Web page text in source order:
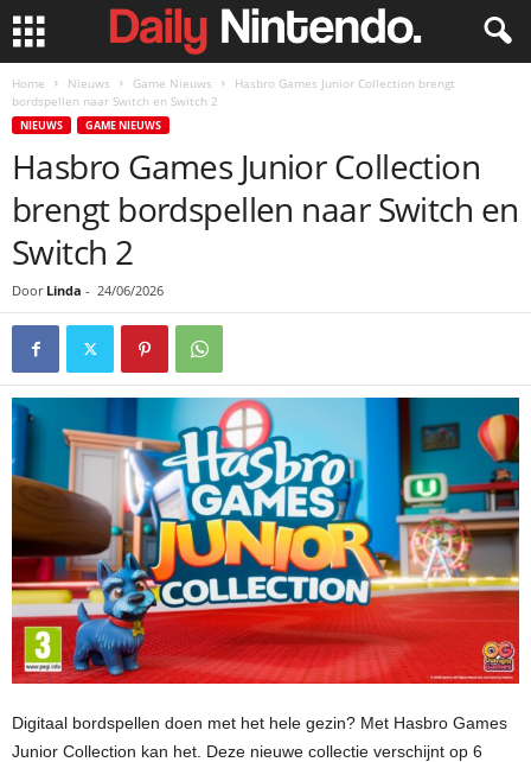
Home Nieuws Game Nieuws
Hasbro Games Junior Collection brengt
bordspellen naar Switch en Switch 2
NIEUWS GAME NIEUWS
Hasbro Games Junior Collection
brengt bordspellen naar Switch en
Switch 2
Door Linda - 24/06/2026
Digitaal bordspellen doen met het hele gezin? Met Hasbro Games
Junior Collection kan het. Deze nieuwe collectie verschijnt op 6